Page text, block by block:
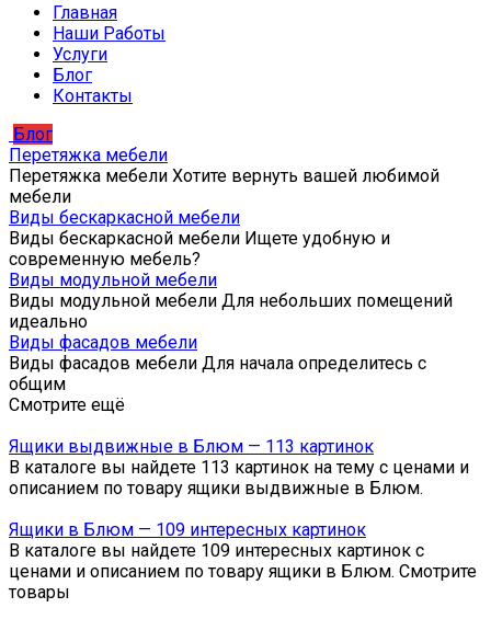
Главная
Наши Работы
Услуги
Блог
Контакты
Блог
Перетяжка мебели
Перетяжка мебели Хотите вернуть вашей любимой
мебели
Виды бескаркасной мебели
Виды бескаркасной мебели Ищете удобную и
современную мебель?
Виды модульной мебели
Виды модульной мебели Для небольших помещений
идеально
Виды фасадов мебели
Виды фасадов мебели Для начала определитесь с
общим
Смотрите ещё
Ящики выдвижные в Блюм — 113 картинок
В каталоге вы найдете 113 картинок на тему с ценами и
описанием по товару ящики выдвижные в Блюм.
Ящики в Блюм — 109 интересных картинок
В каталоге вы найдете 109 интересных картинок с
ценами и описанием по товару ящики в Блюм. Смотрите
товары